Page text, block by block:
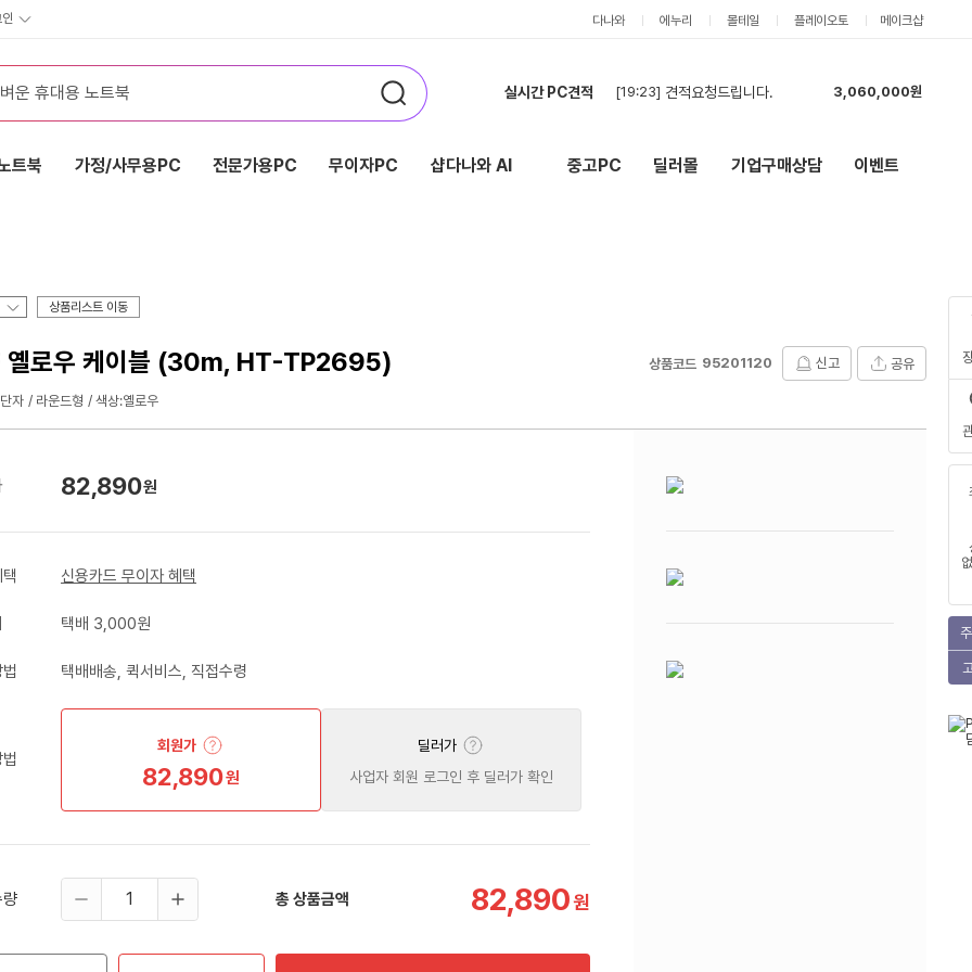
다나와 에누리 몰테일 플레이오토 메이크샵
실시간 PC견적 [19:23] 견적요청드립니다.
3,060,000원
[19:07] 견적문의드립니다
2,159,000원
753,000원
트북 가정/사무용PC 전문가용PC 무이자PC 샵다나와 AI 중고PC 딜러몰 기업구매상담 이벤트
상품리스트 이동
옐로우 케이블 (30m, HT-TP2695) 상품코드 95201120 신고 공유
자 라운드형 색상:옐로우
82,890원
신용카드 무이자 혜택
택배 3,000원
택배배송, 퀵서비스, 직접수령
회원가
82,890원
딜러가
사업자 회원 로그인 후 딜러가 확인
량 총 상품금액 82,890원